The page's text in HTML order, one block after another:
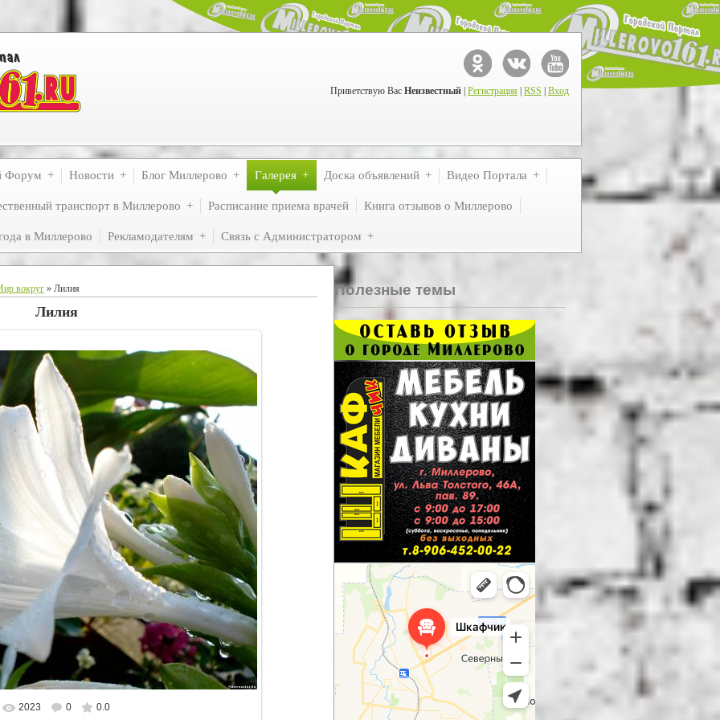
Приветствую Вас Неизвестный Регистрация RSS Вход
Форум Новости Блог Миллерово Галерея Доска объявлений Видео Портала
транспорт в Миллерово Расписание приема врачей Книга отзывов о Миллерово
в Миллерово Рекламодателям Связь с Администратором
вокруг » Лилия
Лилия
размере 1500x1268
2023 0 0.0
Полезные темы